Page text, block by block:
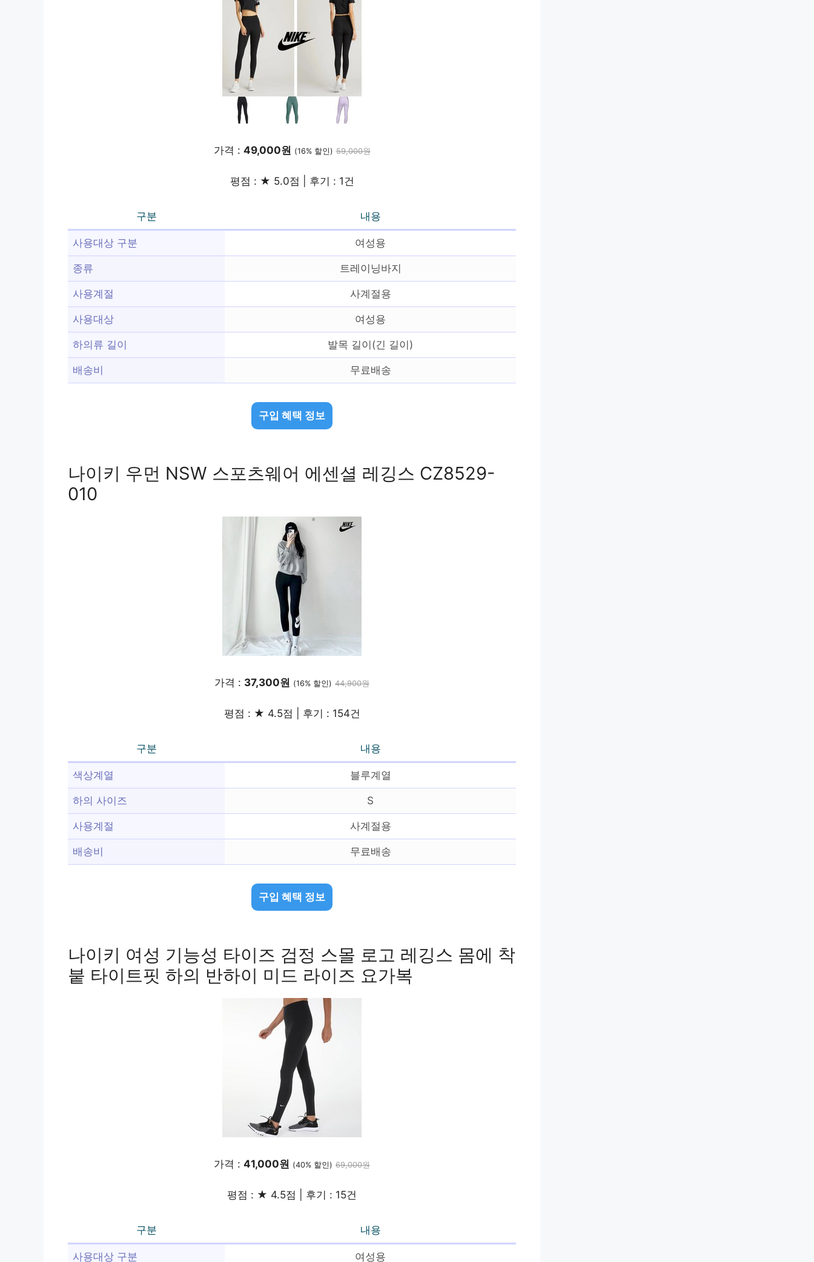
가격 : 49,000원 (16% 할인) 59,000원
평점 : ★ 5.0점 | 후기 : 1건
구분 내용
사용대상 구분 여성용
종류 트레이닝바지
사용계절 사계절용
사용대상 여성용
하의류 길이 발목 길이(긴 길이)
배송비 무료배송
구입 혜택 정보
나이키 우먼 NSW 스포츠웨어 에센셜 레깅스 CZ8529-
010
가격 : 37,300원 (16% 할인) 44,900원
평점 : ★ 4.5점 | 후기 : 154건
구분 내용
색상계열 블루계열
하의 사이즈 S
사용계절 사계절용
배송비 무료배송
구입 혜택 정보
나이키 여성 기능성 타이즈 검정 스몰 로고 레깅스 몸에 착
붙 타이트핏 하의 반하이 미드 라이즈 요가복
가격 : 41,000원 (40% 할인) 69,000원
평점 : ★ 4.5점 | 후기 : 15건
구분 내용
사용대상 구분 여성용